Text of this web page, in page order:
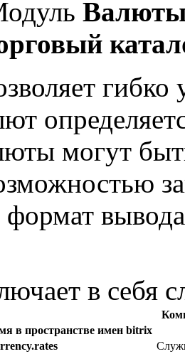
могут
в себя
в пространстве имен bitrix